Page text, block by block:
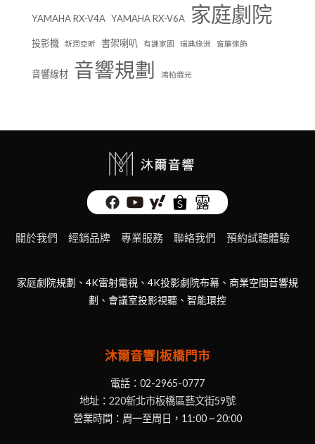
YAMAHA RX-V4A YAMAHA RX-V6A 家庭劇院
投影機 新潤亞昕 書架喇叭 有謙家園 瑞典綠洲 窗簾傢飾
音響線材 音響規劃 鴻柏織光
關於我們 經銷品牌 專業服務 聯絡我們 預約試聽體驗
家庭劇院規劃、4K雷射電視、4K投影劇院布幕、商業空間音響規
劃、會議室投影視聽、智能環控
沐爾音響|板橋門市
電話： 02-2965-0777
地址： 220新北市板橋區藝文街59號
營業時間：周一至周日，11:00 ~ 20:00